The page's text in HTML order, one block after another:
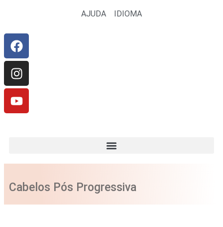
AJUDA IDIOMA
Cabelos Pós Progressiva